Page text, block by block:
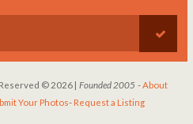
© 2026 | Founded 2005 - About
Your Photos- Request a Listing